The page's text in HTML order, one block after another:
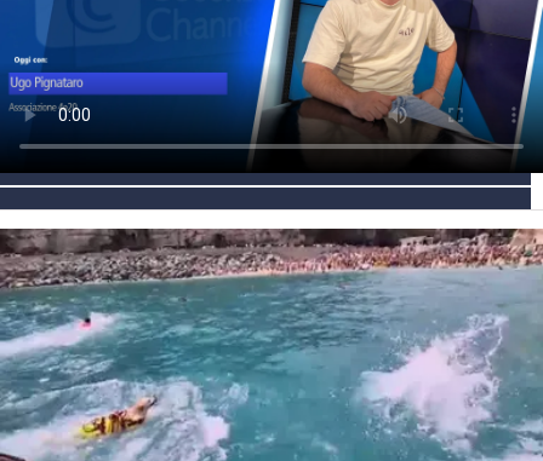
LAC TV
LAC NETWORK
LAC ONAIR
LaC
LACPLAY.IT
LACTV.IT
LACONAIR.IT
LACITYMAG.IT
ILREGGINO.IT